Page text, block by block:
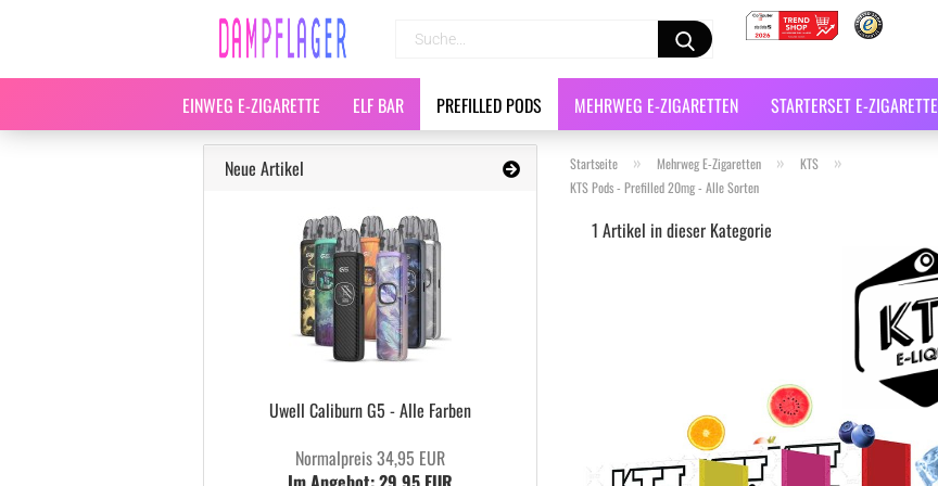
EINWEG E-ZIGARETTE ELF BAR PREFILLED PODS MEHRWEG E-ZIGARETTEN STARTERSET E-ZIGARETTE
Startseite » Mehrweg E-Zigaretten » KTS »
KTS Pods - Prefilled 20mg - Alle Sorten
1 Artikel in dieser Kategorie
Neue Artikel
Uwell Caliburn G5 - Alle Farben
Normalpreis 34,95 EUR